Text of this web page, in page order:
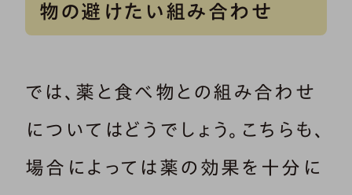
物の避けたい組み合わせ
では、薬と食べ物との組み合わせ
についてはどうでしょう。こちらも、
場合によっては薬の効果を十分に